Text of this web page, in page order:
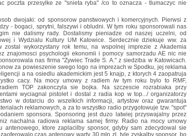
poczta przesylke ze "snieta ryba" /co to oznacza - tlumaczyc nie
dwojaki: od sponsorow panstwowych i komercyjnych. Pierwsi z
- bogaci, sprytni, falszywi i obludni. W tym roku sponsorowali nas
nie dalismy rady. Dostalismy pieniadze od naszej uczelni, od
i Wydzialu Kultury UM Katowice. Serdecznie dziekuje ww. za
zostal wykorzystany rok temu, na wspolnej imprezie z Akademia
znajomosci psychologii ekonomii i pomocy samorzadu AE nic nie
nas firma "Zywiec Trade S. A." z siedziba w Katowicach.
za powieszenie swego logo na imprezach w Spodku, jej reklama
a na osiedlu akademickim jest 5 knajp, z ktorych 4 zaopatruja
cacy. Na mocy umowy z radiem /w tym roku bylo to RMF,
TOP zakonczyla sie bojka. Na szczescie rozrabiaka przy
wyciagnal pistolet i dostal z radia kop w top.../ organizatorzy
w dotarciu do wszelkich informacji, artystow oraz gwarantuja
reklamowych, a za to wszystko radio przygotowuje tzw. "spot"
sponsora. Sponsoring jest duzo latwiej przyswajalny przez
nachalna radiowa reklama samej firmy. Radio na mocy umowy
antenowego, ktore zaplacilby sponsor, gdyby sam zdecydowal sie
czas antenowy warty 30 mln zl, tyle zyskalby sponsor, bo